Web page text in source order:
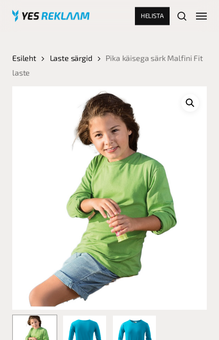
HELISTA
search
Menu
Esileht Laste särgid
Pika käisega särk Malfini Fit
laste